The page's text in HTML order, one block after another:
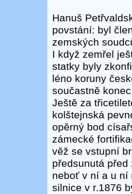
Hanuš
povstání: byl
zemských
I když zemřel
statky byly
léno koruny
součastně
Ještě za
kolštejnská
opěrný bod
zámecké
věž se vstupní
předsunutá
neboť v ní a u ní
silnice v r.1876